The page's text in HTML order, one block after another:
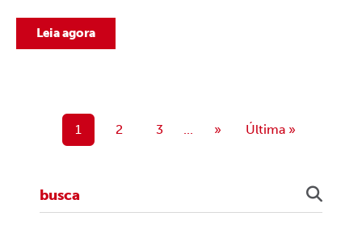
Leia agora
1 2 3 ... » Última »